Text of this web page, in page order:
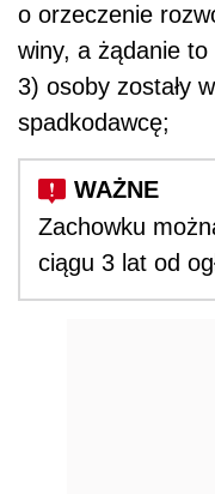
o orzeczenie
winy, a żądanie to
3) osoby zostały
spadkodawcę;
Zachowku
ciągu 3 lat od